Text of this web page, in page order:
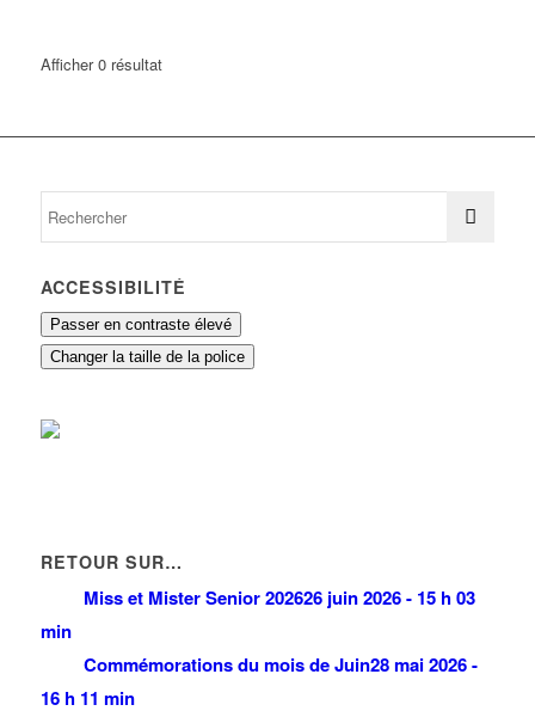
Afficher 0 résultat
ACCESSIBILITÉ
Passer en contraste élevé
Changer la taille de la police
RETOUR SUR…
Miss et Mister Senior 202626 juin 2026 - 15 h 03
min
Commémorations du mois de Juin28 mai 2026 -
16 h 11 min